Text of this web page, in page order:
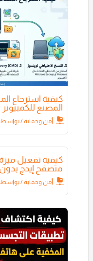
كيفية استرجاع
المصنع للكمبيوتر
أمن وحماية/
كيفية تفعيل
متصفح إيدج بدون
أمن وحماية/